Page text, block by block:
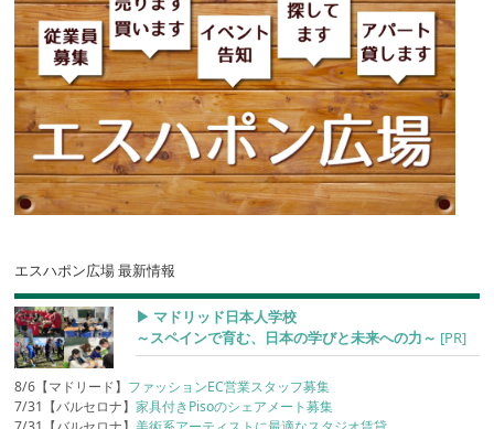
エスハポン広場 最新情報
▶︎ マドリッド日本人学校
～スペインで育む、日本の学びと未来への力～ [PR]
8/6【マドリード】 ファッションEC営業スタッフ募集
7/31【バルセロナ】家具付きPisoのシェアメート募集